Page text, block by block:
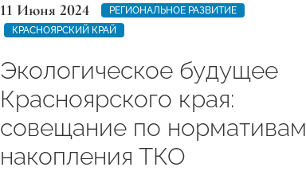
11 Июня 2024
РЕГИОНАЛЬНОЕ РАЗВИТИЕ
КРАСНОЯРСКИЙ КРАЙ
Экологическое будущее
Красноярского края:
совещание по нормативам
накопления ТКО